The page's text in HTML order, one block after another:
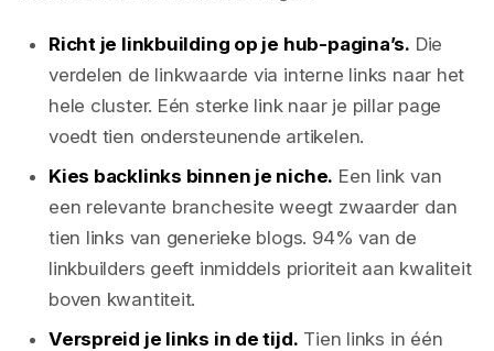
Richt je linkbuilding op je hub-pagina’s. Die
verdelen de linkwaarde via interne links naar het
hele cluster. Eén sterke link naar je pillar page
voedt tien ondersteunende artikelen.
Kies backlinks binnen je niche. Een link van
een relevante branchesite weegt zwaarder dan
tien links van generieke blogs. 94% van de
linkbuilders geeft inmiddels prioriteit aan kwaliteit
boven kwantiteit.
Verspreid je links in de tijd. Tien links in één